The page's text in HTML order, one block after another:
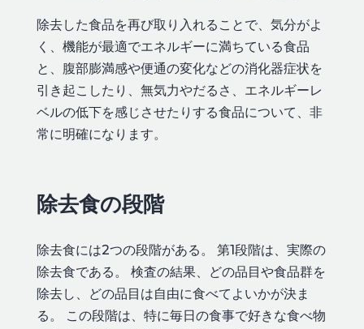
除去した食品を再び取り入れることで、気分がよ
く、機能が最適でエネルギーに満ちている食品
と、腹部膨満感や便通の変化などの消化器症状を
引き起こしたり、無気力やだるさ、エネルギーレ
ベルの低下を感じさせたりする食品について、非
常に明確になります。
除去食の段階
除去食には2つの段階がある。 第1段階は、実際の
除去食である。 検査の結果、どの品目や食品群を
除去し、どの品目は自由に食べてよいかが決ま
る。 この段階は、特に毎日の食事で好きな食べ物